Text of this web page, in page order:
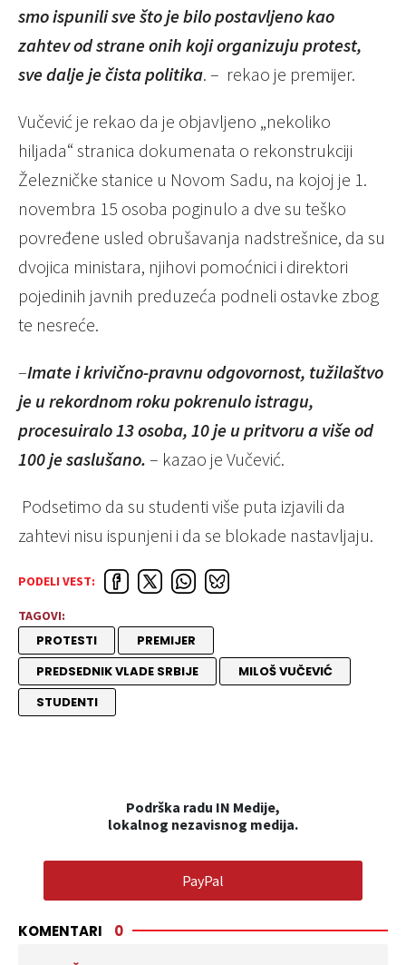
smo ispunili sve što je bilo postavljeno kao
zahtev od strane onih koji organizuju protest,
sve dalje je čista politika. – rekao je premijer.
Vučević je rekao da je objavljeno „nekoliko
hiljada“ stranica dokumenata o rekonstrukciji
Železničke stanice u Novom Sadu, na kojoj je 1.
novembra 15 osoba poginulo a dve su teško
povređene usled obrušavanja nadstrešnice, da su
dvojica ministara, njihovi pomoćnici i direktori
pojedinih javnih preduzeća podneli ostavke zbog
te nesreće.
–Imate i krivično-pravnu odgovornost, tužilaštvo
je u rekordnom roku pokrenulo istragu,
procesuiralo 13 osoba, 10 je u pritvoru a više od
100 je saslušano. – kazao je Vučević.
Podsetimo da su studenti više puta izjavili da
zahtevi nisu ispunjeni i da se blokade nastavljaju.
PODELI VEST:
TAGOVI:
PROTESTI
PREMIJER
PREDSEDNIK VLADE SRBIJE
MILOŠ VUČEVIĆ
STUDENTI
Podrška radu IN Medije,
lokalnog nezavisnog medija.
PayPal
KOMENTARI 0